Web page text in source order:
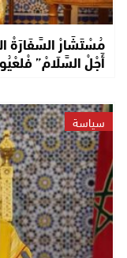
مُسْتَشَارْ السَّفَارَةْ
أَجْلْ السَّلَامْ”
سياسة